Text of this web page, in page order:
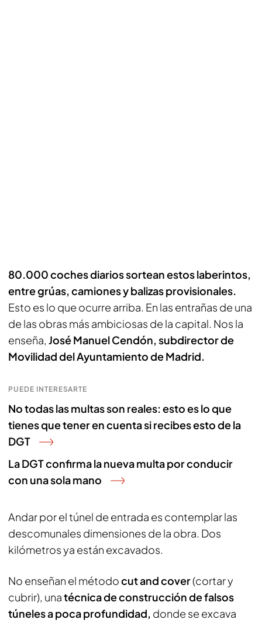
80.000 coches diarios sortean estos laberintos,
entre grúas, camiones y balizas provisionales.
Esto es lo que ocurre arriba. En las entrañas de una
de las obras más ambiciosas de la capital. Nos la
enseña, José Manuel Cendón, subdirector de
Movilidad del Ayuntamiento de Madrid.
PUEDE INTERESARTE
No todas las multas son reales: esto es lo que
tienes que tener en cuenta si recibes esto de la
DGT
La DGT confirma la nueva multa por conducir
con una sola mano
Andar por el túnel de entrada es contemplar las
descomunales dimensiones de la obra. Dos
kilómetros ya están excavados.
No enseñan el métodocut and cover(cortar y
cubrir), unatécnica de construcción de falsos
túneles a poca profundidad, donde se excava